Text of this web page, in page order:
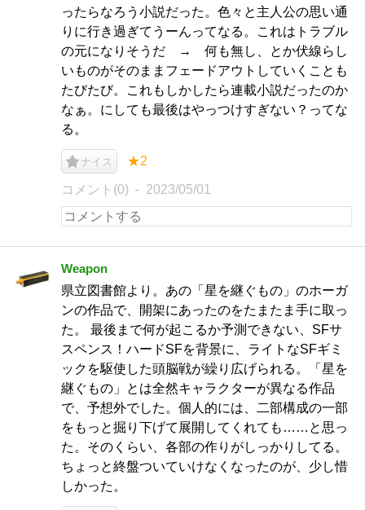
ったらなろう小説だった。色々と主人公の思い通
りに行き過ぎてうーんってなる。これはトラブル
の元になりそうだ → 何も無し、とか伏線らし
いものがそのままフェードアウトしていくことも
たびたび。これもしかしたら連載小説だったのか
なぁ。にしても最後はやっつけすぎない？ってな
る。
ナイス ★2
コメント(0) 2023/05/01
Weapon
県立図書館より。あの「星を継ぐもの」のホーガ
ンの作品で、開架にあったのをたまたま手に取っ
た。 最後まで何が起こるか予測できない、SFサ
スペンス！ハードSFを背景に、ライトなSFギミ
ックを駆使した頭脳戦が繰り広げられる。「星を
継ぐもの」とは全然キャラクターが異なる作品
で、予想外でした。個人的には、二部構成の一部
をもっと掘り下げて展開してくれても……と思っ
た。そのくらい、各部の作りがしっかりしてる。
ちょっと終盤ついていけなくなったのが、少し惜
しかった。